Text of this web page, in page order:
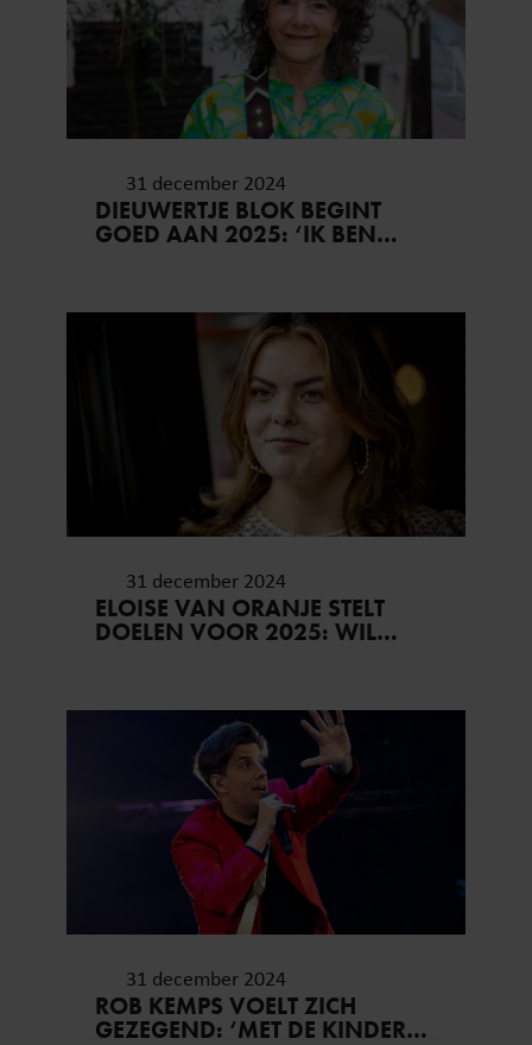
31 december 2024
DIEUWERTJE BLOK BEGINT
GOED AAN 2025: ‘IK BEN
31 december 2024
ELOISE VAN ORANJE STELT
DOELEN VOOR 2025: WIL
31 december 2024
ROB KEMPS VOELT ZICH
GEZEGEND: ‘MET DE KINDEREN